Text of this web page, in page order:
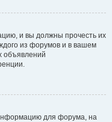
и вы должны прочесть их
из форумов и в вашем
объявлений
для форума, на